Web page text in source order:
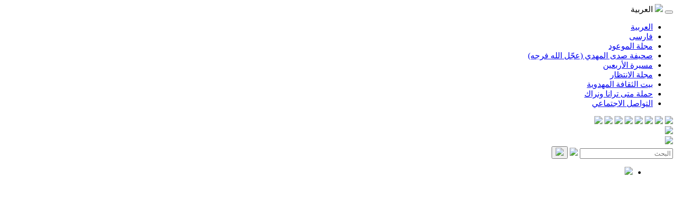
العربية
العربية
فارسی
مجلة الموعود
صحيفة صدى المهدي (عجّل الله فرجه)
مسيرة الأربعين
مجلة الانتظار
بيت الثقافة المهدوية
حملة متى ترانا ونراك
التواصل الاجتماعي